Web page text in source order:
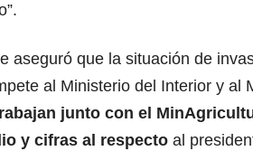
aseguró que la situación de
al Ministerio del Interior y al
junto con el
y cifras al respecto al